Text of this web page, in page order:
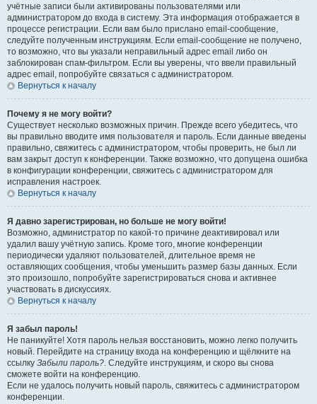
учётные записи были активированы пользователями или
администратором до входа в систему. Эта информация отображается в
процессе регистрации. Если вам было прислано email-сообщение,
следуйте полученным инструкциям. Если email-сообщение не получено,
то возможно, что вы указали неправильный адрес email либо он
заблокирован спам-фильтром. Если вы уверены, что ввели правильный
адрес email, попробуйте связаться с администратором.
Вернуться к началу
Почему я не могу войти?
Существует несколько возможных причин. Прежде всего убедитесь, что
вы правильно вводите имя пользователя и пароль. Если данные введены
правильно, свяжитесь с администратором, чтобы проверить, не был ли
вам закрыт доступ к конференции. Также возможно, что допущена ошибка
в конфигурации конференции, свяжитесь с администратором для
исправления настроек.
Вернуться к началу
Я давно зарегистрирован, но больше не могу войти!
Возможно, администратор по какой-то причине деактивировал или
удалил вашу учётную запись. Кроме того, многие конференции
периодически удаляют пользователей, длительное время не
оставляющих сообщения, чтобы уменьшить размер базы данных. Если
это произошло, попробуйте зарегистрироваться снова и активнее
участвовать в дискуссиях.
Вернуться к началу
Я забыл пароль!
Не паникуйте! Хотя пароль нельзя восстановить, можно легко получить
новый. Перейдите на страницу входа на конференцию и щёлкните на
ссылку Забыли пароль?. Следуйте инструкциям, и скоро вы снова
сможете войти на конференцию.
Если не удалось получить новый пароль, свяжитесь с администратором
конференции.